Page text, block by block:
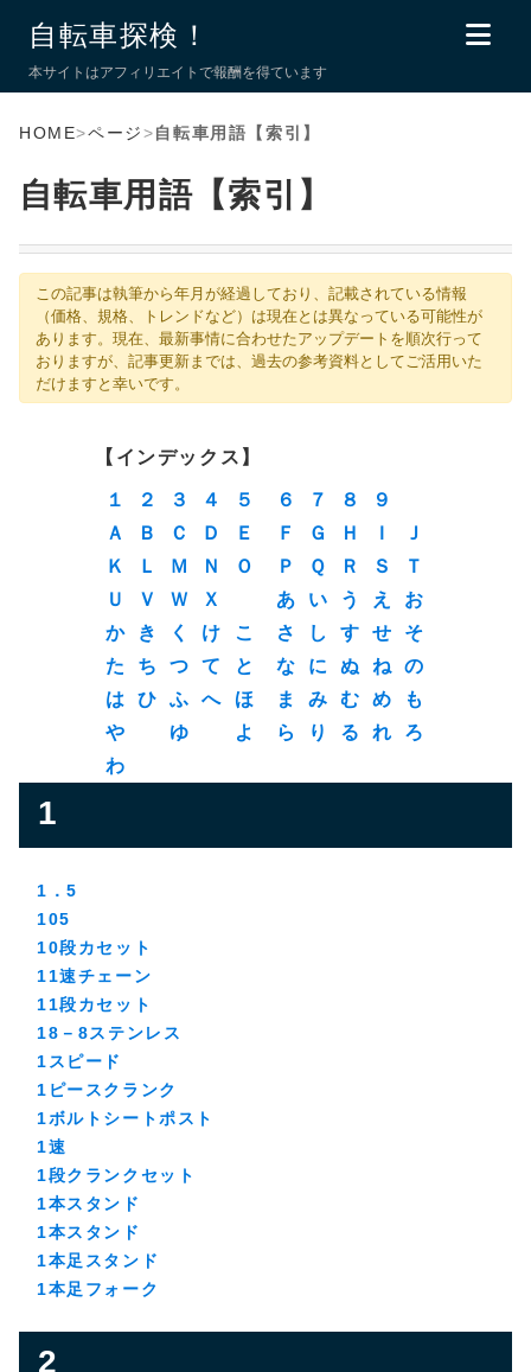
自転車探検！
本サイトはアフィリエイトで報酬を得ています
HOME>ページ>自転車用語【索引】
自転車用語【索引】
この記事は執筆から年月が経過しており、記載されている情報
（価格、規格、トレンドなど）は現在とは異なっている可能性が
あります。現在、最新事情に合わせたアップデートを順次行って
おりますが、記事更新までは、過去の参考資料としてご活用いた
だけますと幸いです。
インデックス
１
２ ３ ４ ５ ６ ７ ８
９
Ａ
Ｂ Ｃ Ｄ Ｅ Ｆ Ｇ Ｈ Ｉ
Ｊ
Ｋ
Ｌ Ｍ Ｎ Ｏ Ｐ Ｑ Ｒ Ｓ
Ｔ
Ｕ
Ｖ Ｗ Ｘ あ い う え
お
か
き く け こ さ し す せ
そ
た
ち つ て と な に ぬ ね の
は ひ ふ へ ほ ま み む め
も
や
ゆ よ ら り る れ
ろ
わ
1
1．5
105
10段カセット
11速チェーン
11段カセット
18－8ステンレス
1スピード
1ピースクランク
1ボルトシートポスト
1速
1段クランクセット
1本スタンド
1本スタンド
1本足スタンド
1本足フォーク
2